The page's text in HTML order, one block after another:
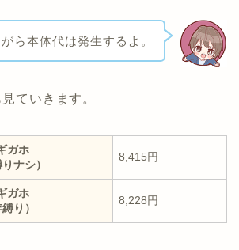
ら本体代は発生するよ。
ていきます。
ガホ
りナシ）
8,415円
ガホ
縛り）
8,228円